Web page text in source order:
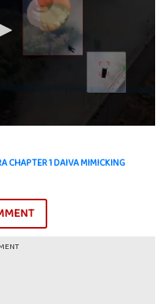
CHAPTER 1 DAIVA MIMICKING